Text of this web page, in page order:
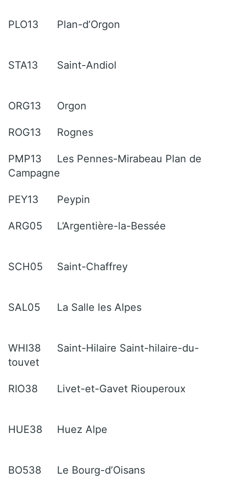
PLO13 Plan-d’Orgon
STA13 Saint-Andiol
ORG13 Orgon
ROG13 Rognes
PMP13
Les Pennes-Mirabeau Plan de
Campagne
PEY13 Peypin
ARG05 L’Argentière-la-Bessée
SCH05 Saint-Chaffrey
SAL05 La Salle les Alpes
WHI38
Saint-Hilaire Saint-hilaire-du-
touvet
RIO38 Livet-et-Gavet Riouperoux
HUE38 Huez Alpe
BO538 Le Bourg-d’Oisans